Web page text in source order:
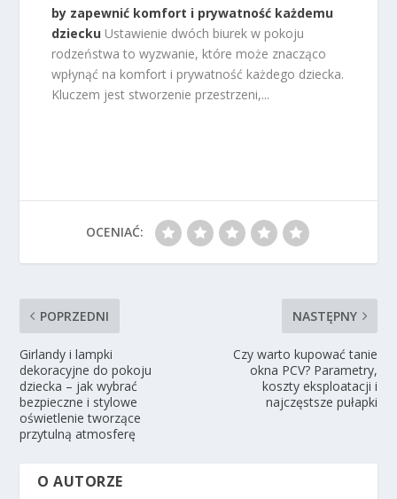
by zapewnić komfort i prywatność każdemu
dziecku Ustawienie dwóch biurek w pokoju
rodzeństwa to wyzwanie, które może znacząco
wpłynąć na komfort i prywatność każdego dziecka.
Kluczem jest stworzenie przestrzeni,...
OCENIAĆ:
POPRZEDNI
Girlandy i lampki
dekoracyjne do pokoju
dziecka – jak wybrać
bezpieczne i stylowe
oświetlenie tworzące
przytulną atmosferę
NASTĘPNY
Czy warto kupować tanie
okna PCV? Parametry,
koszty eksploatacji i
najczęstsze pułapki
O AUTORZE